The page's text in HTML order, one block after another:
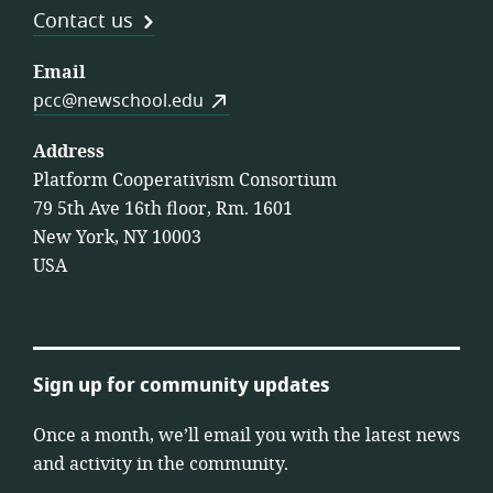
Contact us
Email
pcc@newschool.edu
Address
Platform Cooperativism Consortium
79 5th Ave 16th floor, Rm. 1601
New York, NY 10003
USA
Sign up for community updates
Once a month, we’ll email you with the latest news
and activity in the community.